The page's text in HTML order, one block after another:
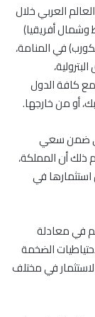
العربي خلال
أفريقيا)
في المنامة،
مع كافة الدول
أو من خارجها.
ضمن سعي
ذلك أن المملكة،
في
في معادلة
الضخمة
في مختلف